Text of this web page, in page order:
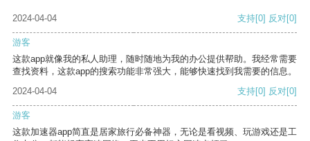
2024-04-04 支持[0] 反对[0]
游客
这款app就像我的私人助理，随时随地为我的办公提供帮助。我经常需要
查找资料，这款app的搜索功能非常强大，能够快速找到我需要的信息。
2024-04-04
支持[0] 反对[0]
游客
这款加速器app简直是居家旅行必备神器，无论是看视频、玩游戏还是工